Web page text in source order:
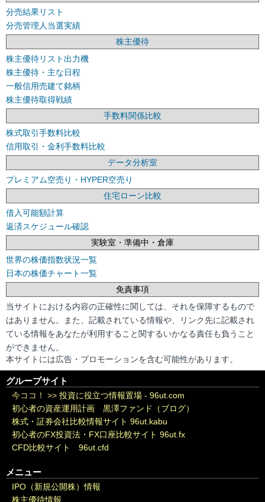
分売結果リスト
分売管理人当選実績
株主優待
株主優待リスト出力機
株主優待・主な日程
一般信用売建て銘柄
株主優待取得戦績
手数料関係比較
株式取引手数料比較
信用取引・金利手数料比較
データ分析室
プレミアム空売り・HYPER空売り
住宅ローン比較
借入可能額計算
返済スケジュール確認
実験室・準備中・倉庫
世界の株価指数状況一覧
日本の株価チャート一覧
免責事項
当サイトにおける内容の正確性に関しては、それを保障するもので
はありません。また、記載されている情報や、リンク先に記載され
ている情報をあなたが利用すること関するいかなる責任も負うこと
ができません。
本サイトには広告・プロモーションを含む可能性があります。
グループサイト
今ココ！ >> 投資に役立つ情報置場 - 96ut.com
初心者の資産運用計画 黒澤ファンド（ブログ）
株式・証券会社比較情報サイト 96ut.kabu
初心者のFX投資法・FX口座比較サイト 96ut.fx
CFD比較サイト 96ut.cfd
メニュー
IPO（新規公開株）情報
株主優待情報